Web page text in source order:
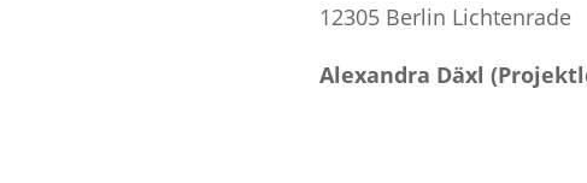
12305 Berlin Lichtenrade
Alexandra Däxl